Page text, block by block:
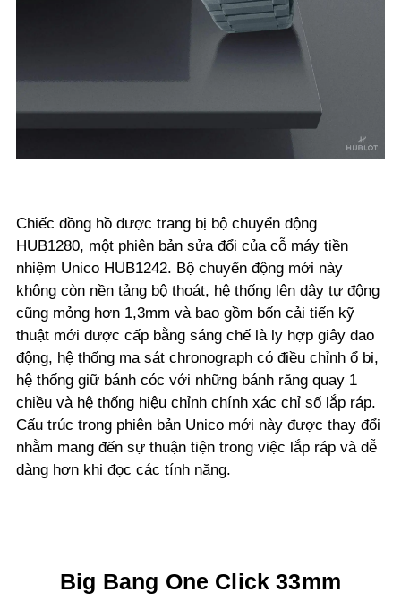
Chiếc đồng hồ được trang bị bộ chuyển động
HUB1280, một phiên bản sửa đổi của cỗ máy tiền
nhiệm Unico HUB1242. Bộ chuyển động mới này
không còn nền tảng bộ thoát, hệ thống lên dây tự động
cũng mỏng hơn 1,3mm và bao gồm bốn cải tiến kỹ
thuật mới được cấp bằng sáng chế là ly hợp giây dao
động, hệ thống ma sát chronograph có điều chỉnh ổ bi,
hệ thống giữ bánh cóc với những bánh răng quay 1
chiều và hệ thống hiệu chỉnh chính xác chỉ số lắp ráp.
Cấu trúc trong phiên bản Unico mới này được thay đổi
nhằm mang đến sự thuận tiện trong việc lắp ráp và dễ
dàng hơn khi đọc các tính năng.
Big Bang One Click 33mm